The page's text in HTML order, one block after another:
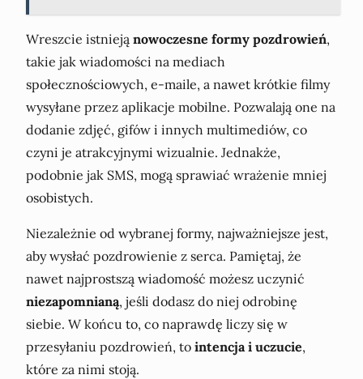
Wreszcie istnieją nowoczesne formy pozdrowień,
takie jak wiadomości na mediach
społecznościowych, e-maile, a nawet krótkie filmy
wysyłane przez aplikacje mobilne. Pozwalają one na
dodanie zdjęć, gifów i innych multimediów, co
czyni je atrakcyjnymi wizualnie. Jednakże,
podobnie jak SMS, mogą sprawiać wrażenie mniej
osobistych.
Niezależnie od wybranej formy, najważniejsze jest,
aby wysłać pozdrowienie z serca. Pamiętaj, że
nawet najprostszą wiadomość możesz uczynić
niezapomnianą, jeśli dodasz do niej odrobinę
siebie. W końcu to, co naprawdę liczy się w
przesyłaniu pozdrowień, to intencja i uczucie,
które za nimi stoją.